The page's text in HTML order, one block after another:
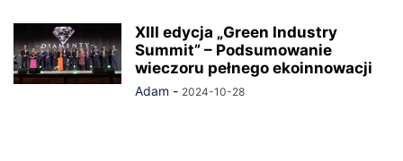
XIII edycja „Green Industry
Summit” – Podsumowanie
wieczoru pełnego ekoinnowacji
Adam - 2024-10-28